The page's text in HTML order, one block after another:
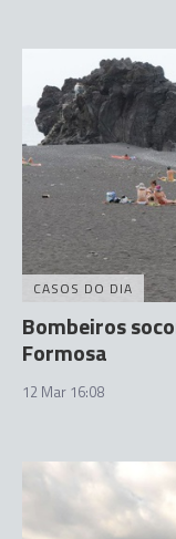
CASOS DO DIA
Bombeiros
Formosa
12 Mar 16:08